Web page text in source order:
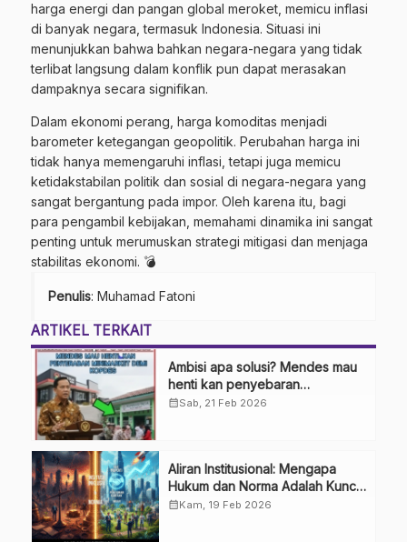
harga energi dan pangan global meroket, memicu inflasi
di banyak negara, termasuk Indonesia. Situasi ini
menunjukkan bahwa bahkan negara-negara yang tidak
terlibat langsung dalam konflik pun dapat merasakan
dampaknya secara signifikan.
Dalam ekonomi perang, harga komoditas menjadi
barometer ketegangan geopolitik. Perubahan harga ini
tidak hanya memengaruhi inflasi, tetapi juga memicu
ketidakstabilan politik dan sosial di negara-negara yang
sangat bergantung pada impor. Oleh karena itu, bagi
para pengambil kebijakan, memahami dinamika ini sangat
penting untuk merumuskan strategi mitigasi dan menjaga
stabilitas ekonomi. 💣
Penulis: Muhamad Fatoni
ARTIKEL TERKAIT
Ambisi apa solusi? Mendes mau
henti kan penyebaran
minimarket demi kopdes.
calendar_monthSab, 21 Feb 2026
Aliran Institusional: Mengapa
Hukum dan Norma Adalah Kunci
Ekonomi? 🏛️
calendar_monthKam, 19 Feb 2026